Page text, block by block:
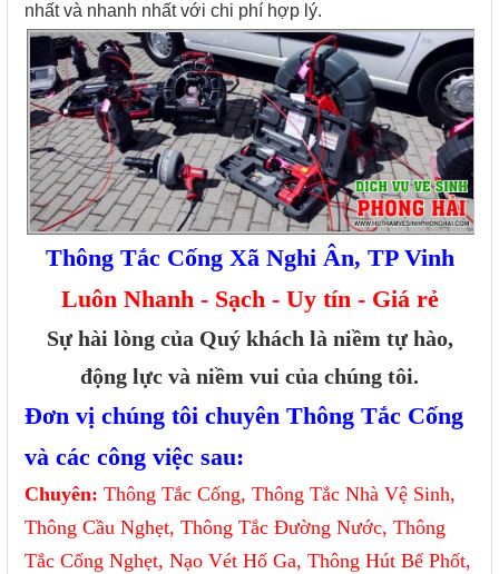
nhất và nhanh nhất với chi phí hợp lý.
Thông Tắc Cống Xã Nghi Ân, TP Vinh
Luôn Nhanh - Sạch - Uy tín - Giá rẻ
Sự hài lòng của Quý khách là niềm tự hào,
động lực và niềm vui của chúng tôi.
Đơn vị chúng tôi chuyên Thông Tắc Cống
và các công việc sau:
Chuyên: Thông Tắc Cống, Thông Tắc Nhà Vệ Sinh,
Thông Cầu Nghẹt, Thông Tắc Đường Nước, Thông
Tắc Cống Nghẹt, Nạo Vét Hố Ga, Thông Hút Bể Phốt,